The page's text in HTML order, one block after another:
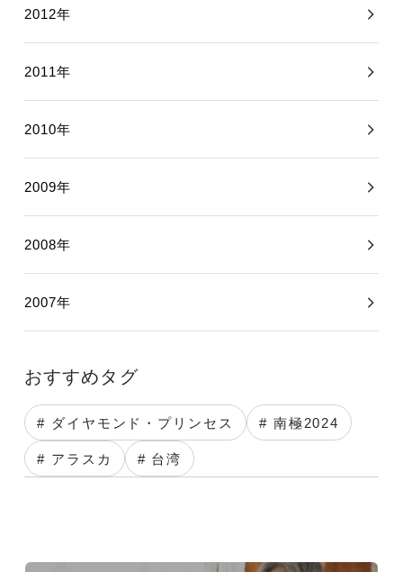
2012年
2011年
2010年
2009年
2008年
2007年
おすすめタグ
# ダイヤモンド・プリンセス # 南極2024
# アラスカ # 台湾